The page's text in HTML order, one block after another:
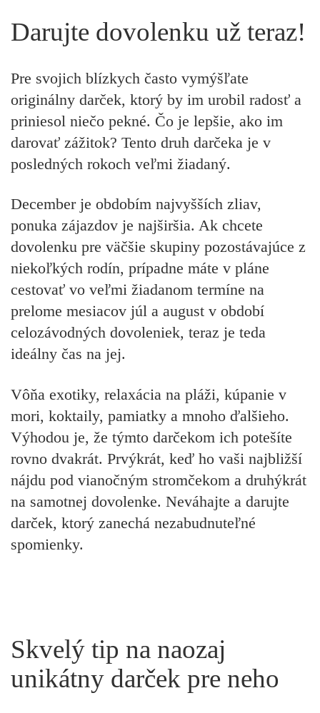
Darujte dovolenku už teraz!
Pre svojich blízkych často vymýšľate
originálny darček, ktorý by im urobil radosť a
priniesol niečo pekné. Čo je lepšie, ako im
darovať zážitok? Tento druh darčeka je v
posledných rokoch veľmi žiadaný.
December je obdobím najvyšších zliav,
ponuka zájazdov je najširšia. Ak chcete
dovolenku pre väčšie skupiny pozostávajúce z
niekoľkých rodín, prípadne máte v pláne
cestovať vo veľmi žiadanom termíne na
prelome mesiacov júl a august v období
celozávodných dovoleniek, teraz je teda
ideálny čas na jej.
Vôňa exotiky, relaxácia na pláži, kúpanie v
mori, koktaily, pamiatky a mnoho ďalšieho.
Výhodou je, že týmto darčekom ich potešíte
rovno dvakrát. Prvýkrát, keď ho vaši najbližší
nájdu pod vianočným stromčekom a druhýkrát
na samotnej dovolenke. Neváhajte a darujte
darček, ktorý zanechá nezabudnuteľné
spomienky.
Skvelý tip na naozaj
unikátny darček pre neho